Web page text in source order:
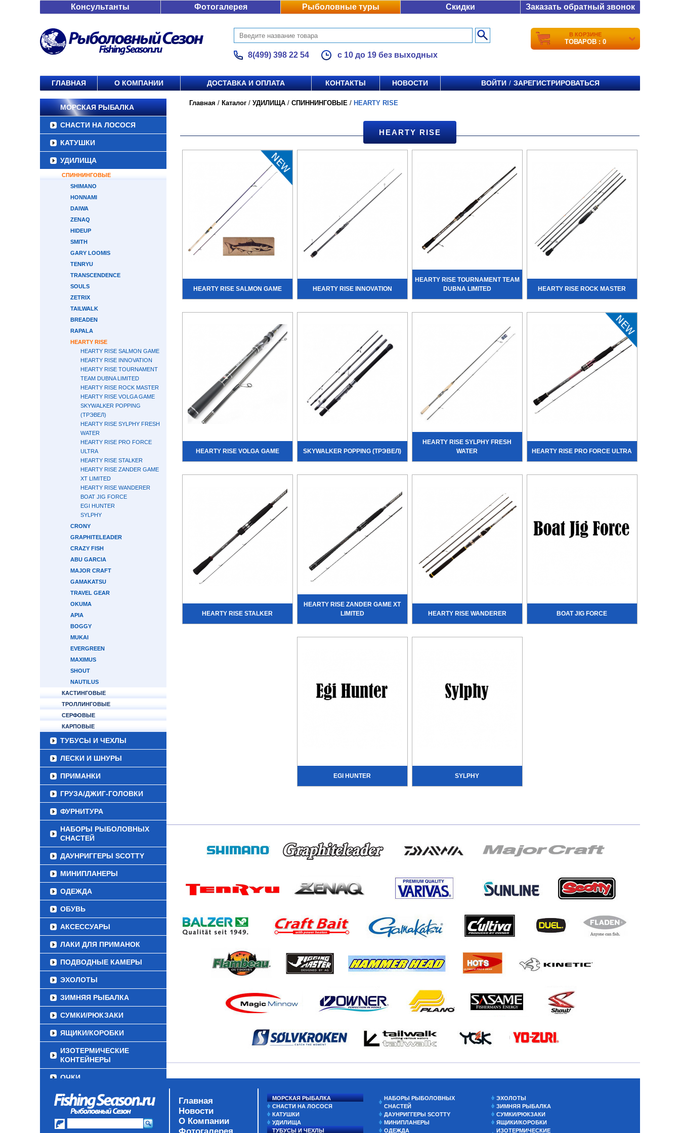
Консультанты Фотогалерея Рыболовные туры Скидки Заказать обратный звонок
8(499) 398 22 54 с 10 до 19 без выходных
В КОРЗИНЕ
ТОВАРОВ : 0
ГЛАВНАЯ О КОМПАНИИ ДОСТАВКА И ОПЛАТА КОНТАКТЫ НОВОСТИ ВОЙТИ / ЗАРЕГИСТРИРОВАТЬСЯ
МОРСКАЯ РЫБАЛКА
СНАСТИ НА ЛОСОСЯ
КАТУШКИ
УДИЛИЩА
СПИННИНГОВЫЕ
SHIMANO
HONNAMI
DAIWA
ZENAQ
HIDEUP
SMITH
GARY LOOMIS
TENRYU
TRANSCENDENCE
SOULS
ZETRIX
TAILWALK
BREADEN
RAPALA
HEARTY RISE
HEARTY RISE SALMON GAME
HEARTY RISE INNOVATION
HEARTY RISE TOURNAMENT
TEAM DUBNA LIMITED
HEARTY RISE ROCK MASTER
HEARTY RISE VOLGA GAME
SKYWALKER POPPING
(ТРЭВЕЛ)
HEARTY RISE SYLPHY FRESH
WATER
HEARTY RISE PRO FORCE
ULTRA
HEARTY RISE STALKER
HEARTY RISE ZANDER GAME
XT LIMITED
HEARTY RISE WANDERER
BOAT JIG FORCE
EGI HUNTER
SYLPHY
CRONY
GRAPHITELEADER
CRAZY FISH
ABU GARCIA
MAJOR CRAFT
GAMAKATSU
TRAVEL GEAR
OKUMA
APIA
BOGGY
MUKAI
EVERGREEN
MAXIMUS
SHOUT
NAUTILUS
КАСТИНГОВЫЕ
ТРОЛЛИНГОВЫЕ
СЕРФОВЫЕ
КАРПОВЫЕ
ТУБУСЫ И ЧЕХЛЫ
ЛЕСКИ И ШНУРЫ
ПРИМАНКИ
ГРУЗА/ДЖИГ-ГОЛОВКИ
ФУРНИТУРА
НАБОРЫ РЫБОЛОВНЫХ
СНАСТЕЙ
ДАУНРИГГЕРЫ SCOTTY
МИНИПЛАНЕРЫ
ОДЕЖДА
ОБУВЬ
АКСЕССУАРЫ
ЛАКИ ДЛЯ ПРИМАНОК
ПОДВОДНЫЕ КАМЕРЫ
ЭХОЛОТЫ
ЗИМНЯЯ РЫБАЛКА
СУМКИ/РЮКЗАКИ
ЯЩИКИ/КОРОБКИ
ИЗОТЕРМИЧЕСКИЕ
КОНТЕЙНЕРЫ
ОЧКИ
Главная / Каталог / УДИЛИЩА / СПИННИНГОВЫЕ / HEARTY RISE
HEARTY RISE
HEARTY RISE SALMON GAME HEARTY RISE INNOVATION
HEARTY RISE TOURNAMENT TEAM
DUBNA LIMITED
HEARTY RISE ROCK MASTER
HEARTY RISE VOLGA GAME SKYWALKER POPPING (ТРЭВЕЛ)
HEARTY RISE SYLPHY FRESH
WATER
HEARTY RISE PRO FORCE ULTRA
HEARTY RISE STALKER
HEARTY RISE ZANDER GAME XT
LIMITED
HEARTY RISE WANDERER BOAT JIG FORCE
EGI HUNTER SYLPHY
Главная
Новости
О Компании
МОРСКАЯ РЫБАЛКА
СНАСТИ НА ЛОСОСЯ
КАТУШКИ
УДИЛИЩА
ТУБУСЫ И ЧЕХЛЫ
НАБОРЫ РЫБОЛОВНЫХ
СНАСТЕЙ
ДАУНРИГГЕРЫ SCOTTY
МИНИПЛАНЕРЫ
ОДЕЖДА
ЭХОЛОТЫ
ЗИМНЯЯ РЫБАЛКА
СУМКИ/РЮКЗАКИ
ЯЩИКИ/КОРОБКИ
ИЗОТЕРМИЧЕСКИЕ